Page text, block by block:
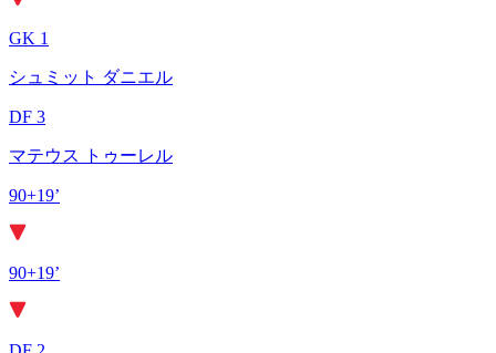
GK 1
シュミット ダニエル
DF 3
マテウス トゥーレル
90+19’
90+19’